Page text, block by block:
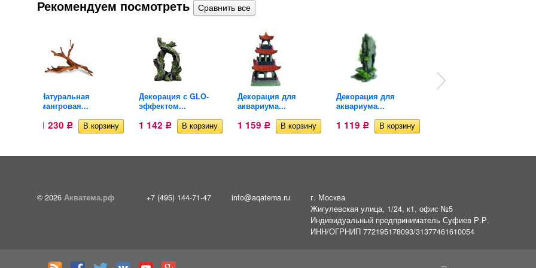
Рекомендуем посмотреть
Натуральная
мангровая...
1 230 Р
Декорация с GLO-
эффектом...
1 142 Р
Декорация для
аквариума...
1 159 Р
Декорация для
аквариума...
1 119 Р
© 2026 Акватема.рф +7 (495) 144-71-47 info@aqatema.ru
г. Москва
Жигулевская улица, 1/24, к1, офис №5
Индивидуальный предприниматель Суфиев Р.Р.
ИНН/ОГРНИП 772195178093/31377461610054